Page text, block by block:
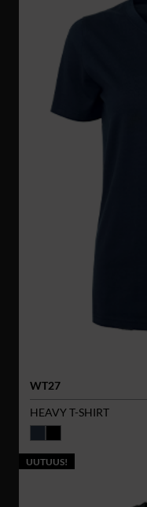
WT27
HEAVY T-SHIRT
UUTUUS!